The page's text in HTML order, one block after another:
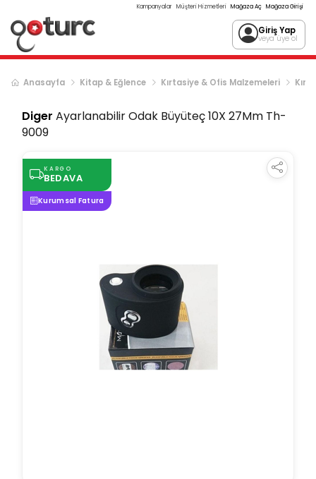
Kampanyalar Müşteri Hizmetleri Mağaza Aç Mağaza Girişi
Giriş Yap
veya üye ol
Anasayfa Kitap & Eğlence Kırtasiye & Ofis Malzemeleri
Diger Ayarlanabilir Odak Büyüteç 10X 27Mm Th-
9009
KARGO
BEDAVA
Kurumsal Fatura